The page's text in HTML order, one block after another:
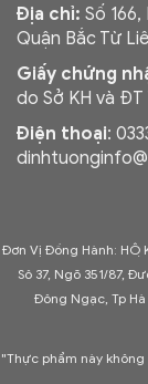
Địa chỉ: Số
Quận Bắc Từ
Giấy chứng
do Sở KH và ĐT
Điện thoại:
Đơn Vị Đồng Hành: HỘ
Sô 37, Ngõ 351/87,
Đông Ngạc, Tp
"Thực phẩm này